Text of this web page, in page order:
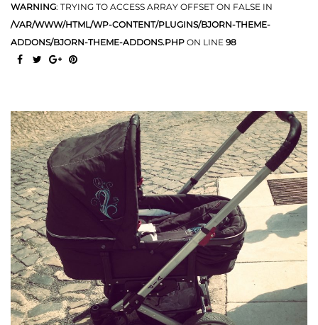
WARNING: TRYING TO ACCESS ARRAY OFFSET ON FALSE IN
/VAR/WWW/HTML/WP-CONTENT/PLUGINS/BJORN-THEME-
ADDONS/BJORN-THEME-ADDONS.PHP ON LINE 98